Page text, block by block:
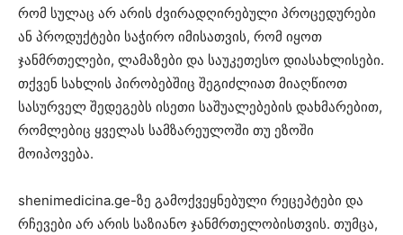
რომ სულაც არ არის ძვირადღირებული პროცედურები
ან პროდუქტები საჭირო იმისათვის, რომ იყოთ
ჯანმრთელები, ლამაზები და საუკეთესო დიასახლისები.
თქვენ სახლის პირობებშიც შეგიძლიათ მიაღწიოთ
სასურველ შედეგებს ისეთი საშუალებების დახმარებით,
რომლებიც ყველას სამზარეულოში თუ ეზოში
მოიპოვება.
shenimedicina.ge-ზე გამოქვეყნებული რეცეპტები და
რჩევები არ არის საზიანო ჯანმრთელობისთვის. თუმცა,